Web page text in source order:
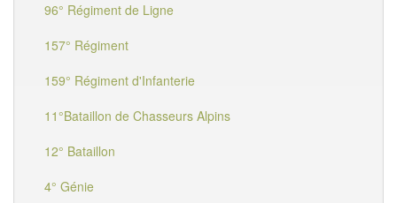
96° Régiment de Ligne
157° Régiment
159° Régiment d'Infanterie
11°Bataillon de Chasseurs Alpins
12° Bataillon
4° Génie